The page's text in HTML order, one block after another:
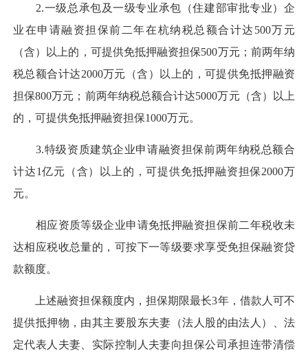
2.一级总承包及一级专业承包（住建部审批专业）企
业在申请融资担保前二年在杭纳税总额合计达500万元
（含）以上的，可提供免抵押融资担保500万元；前两年纳
税总额合计达2000万元（含）以上的，可提供免抵押融资
担保800万元；前两年纳税总额合计达5000万元（含）以上
的，可提供免抵押融资担保1000万元。
3.特级资质建筑企业申请融资担保前两年纳税总额合
计达1亿元（含）以上的，可提供免抵押融资担保2000万
元。
相应资质等级企业申请免抵押融资担保前二年税收未
达相应税收总量的，可按下一等级要求享受免担保融资贷
款额度。
上述融资担保额度内，担保期限最长3年，借款人可不
提供抵押物，由其主要股东夫妻（法人股的由法人）、法
定代表人夫妻、实际控制人夫妻向担保公司承担连带清偿